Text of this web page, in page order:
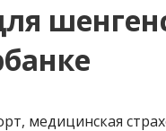
медицинская